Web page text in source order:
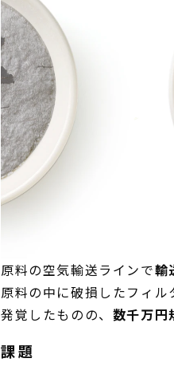
原料の空気輸送ラインで輸
原料の中に破損したフィ
発覚したものの、 数千万円
課題